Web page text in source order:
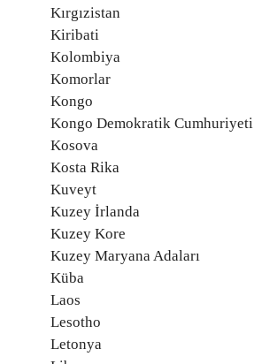
Kırgızistan
Kiribati
Kolombiya
Komorlar
Kongo
Kongo Demokratik Cumhuriyeti
Kosova
Kosta Rika
Kuveyt
Kuzey İrlanda
Kuzey Kore
Kuzey Maryana Adaları
Küba
Laos
Lesotho
Letonya